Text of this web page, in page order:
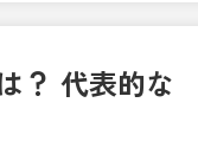
？ 代表的な